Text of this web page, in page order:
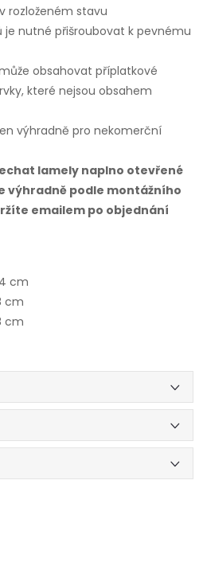
rozloženém stavu
je nutné přišroubovat k pevnému
obsahovat příplatkové
které nejsou obsahem
výhradně pro nekomerční
lamely naplno otevřené
výhradně podle montážního
emailem po objednání
cm
cm
cm